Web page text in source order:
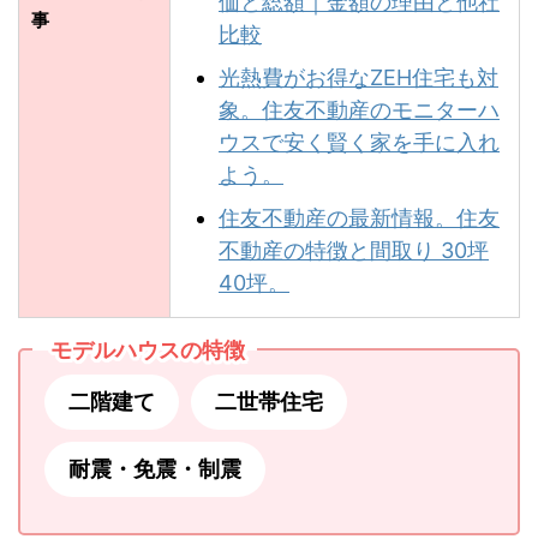
事
比較
光熱費がお得なZEH住宅も対
象。住友不動産のモニターハ
ウスで安く賢く家を手に入れ
よう。
住友不動産の最新情報。住友
不動産の特徴と間取り 30坪
40坪。
モデルハウスの特徴
二階建て 二世帯住宅
耐震・免震・制震